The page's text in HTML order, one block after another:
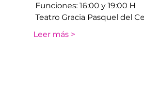
Funciones: 16:00 y 19:00 H
Teatro Gracia Pasquel del
Leer más >